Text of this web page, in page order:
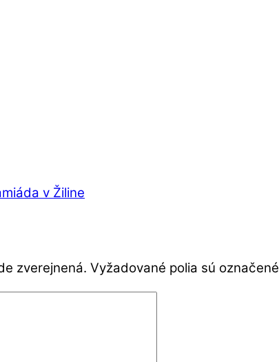
v Žiline
zverejnená. Vyžadované polia sú označené